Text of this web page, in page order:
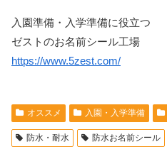
入園準備・入学準備に役立つ
ゼストのお名前シール工場
https://www.5zest.com/
オススメ 入園・入学準備
防水・耐水 防水お名前シール